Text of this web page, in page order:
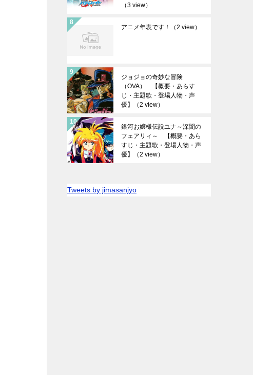
（3 view）
アニメ年表です！ （2 view）
ジョジョの奇妙な冒険
（OVA） 【概要・あらす
じ・主題歌・登場人物・声
優】
（2 view）
銀河お嬢様伝説ユナ～深闇の
フェアリィ～ 【概要・あら
すじ・主題歌・登場人物・声
優】
（2 view）
Tweets by jimasanjyo